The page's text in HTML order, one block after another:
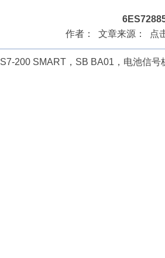
作者： 文章来源： 点
S7-200 SMART，SB BA01，电池信号